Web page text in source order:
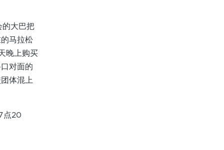
大巴把
马拉松
晚上购买
对面的
体混上
点20